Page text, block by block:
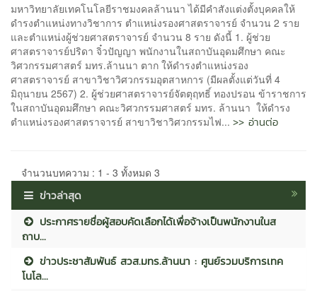
มหาวิทยาลัยเทคโนโลยีราชมงคลล้านนา ได้มีคำสังแต่งตั้งบุคคลให้
ดำรงตำแหน่งทางวิชาการ ตำแหน่งรองศาสตราจารย์ จำนวน 2 ราย
และตำแหน่งผู้ช่วยศาสตราจารย์ จำนวน 8 ราย ดังนี้ 1. ผู้ช่วย
ศาสตราจารย์ปริดา จิ๋วปัญญา พนักงานในสถาบันอุดมศึกษา คณะ
วิศวกรรมศาสตร์ มทร.ล้านนา ตาก ให้ดำรงตำแหน่งรอง
ศาสตราจารย์ สาขาวิชาวิศวกรรมอุตสาหการ (มีผลตั้งแต่วันที่ 4
มิถุนายน 2567) 2. ผู้ช่วยศาสตราจารย์จัตตุฤทธิ์ ทองปรอน ข้าราชการ
ในสถาบันอุดมศึกษา คณะวิศวกรรมศาสตร์ มทร. ล้านนา ให้ดำรง
ตำแหน่งรองศาสตราจารย์ สาขาวิชาวิศวกรรมไฟ... >> อ่านต่อ
จำนวนบทความ : 1 - 3 ทั้งหมด 3
ข่าวล่าสุด
ประกาศรายชื่อผู้สอบคัดเลือกได้เพื่อจ้างเป็นพนักงานในส
ถาบ...
ข่าวประชาสัมพันธ์ สวส.มทร.ล้านนา : ศูนย์รวมบริการเทค
โนโล...